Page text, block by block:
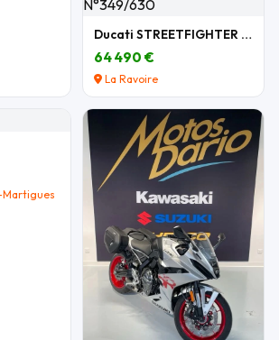
Ducati STREETFIGHTER V4 LAMBORGHINI N°349/630
64 490 €
La Ravoire